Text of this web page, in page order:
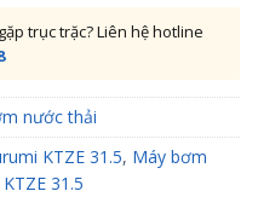
trục trặc? Liên hệ hotline
nước thải
KTZE 31.5, Máy bơm
31.5